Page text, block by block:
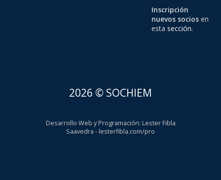
Inscripción
nuevos sociosen
esta sección.
2026 © SOCHIEM
Desarrollo Web y Programación: Lester Fibla
Saavedra -lesterfibla.com/pro